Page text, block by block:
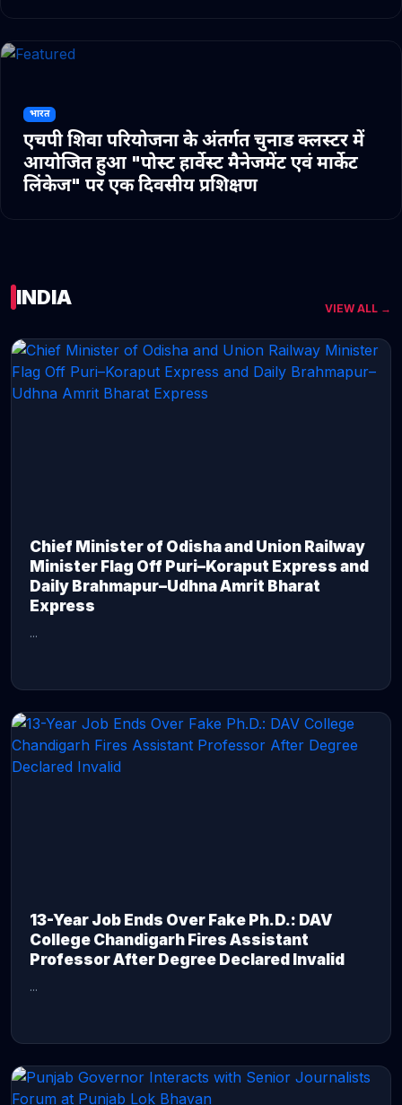
भारत
एचपी शिवा परियोजना के अंतर्गत चुनाड क्लस्टर में
आयोजित हुआ "पोस्ट हार्वेस्ट मैनेजमेंट एवं मार्केट
लिंकेज" पर एक दिवसीय प्रशिक्षण
INDIA VIEW ALL →
Chief Minister of Odisha and Union Railway
Minister Flag Off Puri–Koraput Express and
Daily Brahmapur–Udhna Amrit Bharat
Express
...
13-Year Job Ends Over Fake Ph.D.: DAV
College Chandigarh Fires Assistant
Professor After Degree Declared Invalid
...